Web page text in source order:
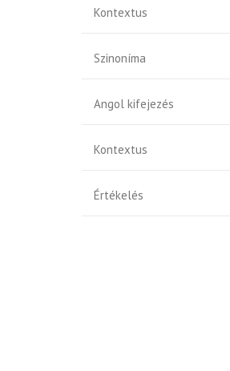
Kontextus
Szinoníma
Angol kifejezés
Kontextus
Értékelés